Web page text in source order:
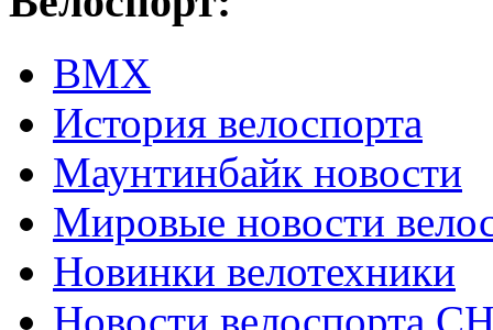
ВМХ
История велоспорта
Маунтинбайк новости
Мировые новости
Новинки велотехники
Новости велоспорта